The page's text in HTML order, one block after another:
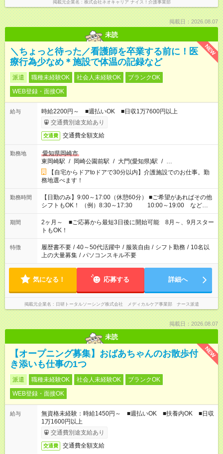
掲載元企業名 株式会社ネオキャリア ナイス！介護事業部
掲載日：2026.08.07
未読
NEW
＼ちょっと待った／看護師を卒業する前に！医
療行為少なめ＊施設で体温の記録など
派遣 職種未経験OK 社会人未経験OK
ブランクOK
WEB登録・面接OK
給与
時給2200円～ ■週払いOK ■日収1万7600円以上
交通費別途支給あり
交通費 交通費全額支給
勤務地
愛知県岡崎市
東岡崎駅 / 岡崎公園前駅 / 大門(愛知県)駅 / …
【自宅からドアtoドアで30分以内】介護施設でのお仕事。勤
務地選べます！
勤務時間
【日勤のみ】9:00～17:00（休憩60分） ■ご希望があればその他
シフトもOK！ （例）8:30～17:30 10:00～19:00 など
「家族とお休みを合わせたい」 「できれば残業はしたくない」
など、あなたのご希望に沿ったお仕事をご紹介します！ ※Wワ
ーク希望の方へ 今ご覧のお仕事で希望する勤務時間と、もう1つ
のお仕事の勤務時間。 合計で週40時間を超える場合は応募でき
ません
期間
2ヶ月～ ■ご応募から最短3日後に開始可能 8月～、9月スター
トもOK！
特徴 履歴書不要 / 40～50代活躍中 / 服装自由 / シフト勤務 / 10名以
上の大量募集 / パソコンスキル不要
気になる！ 応募する 詳細へ
掲載元企業名 日研トータルソーシング株式会社 メディカルケア事業部 ナース派遣
掲載日：2026.08.07
未読
NEW
【オープニング募集】おばあちゃんのお散歩付
き添いも仕事の1つ
派遣 職種未経験OK 社会人未経験OK
ブランクOK
WEB登録・面接OK
給与
無資格未経験：時給1450円～ ■週払いOK ■扶養内OK ■日収
1万1600円以上
交通費別途支給あり
交通費 交通費全額支給